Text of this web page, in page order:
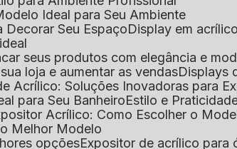
Ideal para Seu Ambiente
Decorar Seu Espaço
Display em
seus produtos com elegância e
loja e aumentar as vendas
de Acrílico: Soluções Inovadoras para
para Seu Banheiro
Estilo e
Acrílico: Como Escolher o
Melhor Modelo
opções Expositor de acrílico